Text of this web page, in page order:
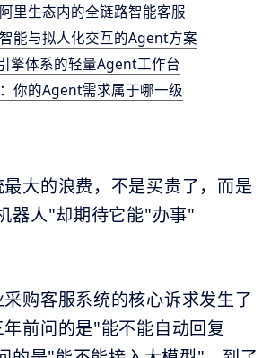
里生态内的全链路智能客服
能与拟人化交互的Agent方案
擎体系的轻量Agent工作台
你的Agent需求属于哪一级
大的浪费，不是买贵了，而是
器人"却期待它能"办事"
购客服系统的核心诉求发生了
前问的是"能不能自动回复